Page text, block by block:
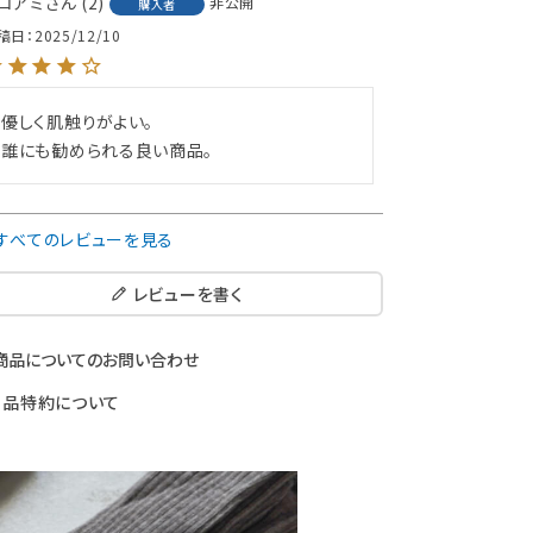
購入者
日 2025/12/10
優しく肌触りがよい。
誰にも勧められる良い商品。
べてのレビューを見る
レビューを書く
品についてのお問い合わせ
特約について